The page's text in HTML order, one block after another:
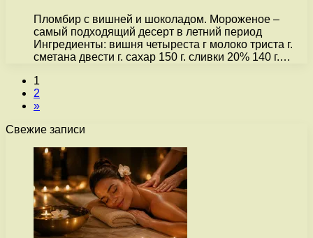
Пломбир с вишней и шоколадом. Мороженое –
самый подходящий десерт в летний период
Ингредиенты: вишня четыреста г молоко триста г.
сметана двести г. сахар 150 г. сливки 20% 140 г.…
1
2
»
Свежие записи